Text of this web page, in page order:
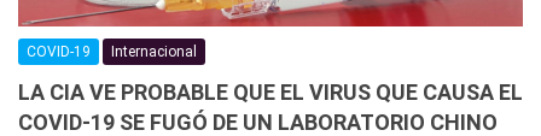
COVID-19 Internacional
LA CIA VE PROBABLE QUE EL VIRUS QUE CAUSA EL
COVID-19 SE FUGÓ DE UN LABORATORIO CHINO